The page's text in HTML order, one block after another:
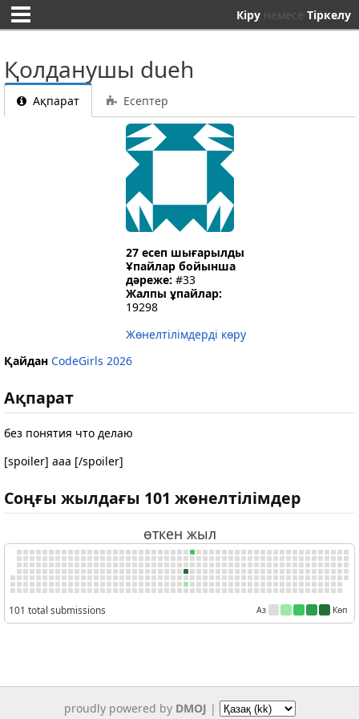
Кіру немесе Тіркелу
Қолданушы dueh
Ақпарат Есептер
27 есеп шығарылды
Ұпайлар бойынша
дәреже: #33
Жалпы ұпайлар:
19298
Жөнелтілімдерді көру
Қайдан CodeGirls 2026
Ақпарат
без понятия что делаю
[spoiler] aaa [/spoiler]
Соңғы жылдағы 101 жөнелтілімдер
өткен жыл
101 total submissions Аз Көп
proudly powered by DMOJ |